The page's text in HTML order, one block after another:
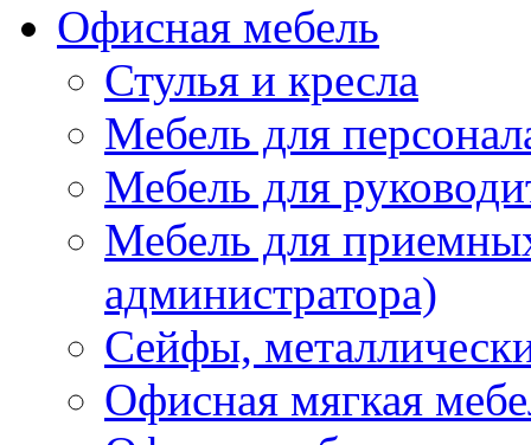
Офисная мебель
Стулья и кресла
Мебель для
Мебель для
Мебель для
администратора)
Сейфы,
Офисная мягкая